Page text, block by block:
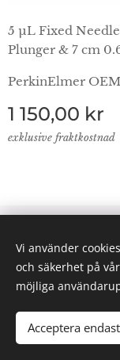
5 µL Fixed
Plunger & 7 cm
PerkinElmer
1 150,00 kr
exklusive fraktkostnad
© 2024 Lab
PO
Email:
Vi använder
och säkerhet på
möjliga
Acceptera